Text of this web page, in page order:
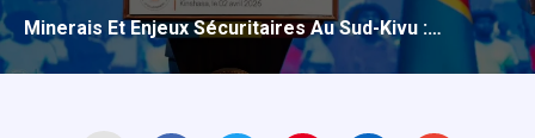
Minerais Et Enjeux Sécuritaires Au Sud-Kivu :…